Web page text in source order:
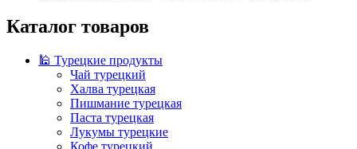
Каталог товаров
🕌 Турецкие продукты
Чай турецкий
Халва турецкая
Пишмание турецкая
Паста турецкая
Лукумы турецкие
Кофе турецкий